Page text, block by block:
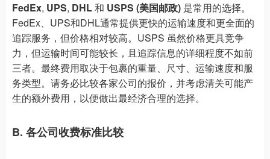
FedEx, UPS, DHL和 USPS (美国邮政) 是常用的选择。
FedEx、UPS和DHL通常提供更快的运输速度和更全面的
追踪服务，但价格相对较高。USPS 虽然价格更具竞争
力，但运输时间可能较长，且追踪信息的详细程度不如前
三者。最终费用取决于包裹的重量、尺寸、运输速度和服
务类型。请务必比较各家公司的报价，并考虑清关可能产
生的额外费用，以便做出最经济合理的选择。
B. 各公司收费标准比较